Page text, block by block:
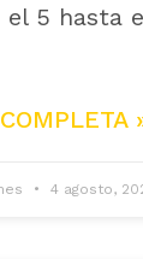
el 5 hasta
4 agosto,